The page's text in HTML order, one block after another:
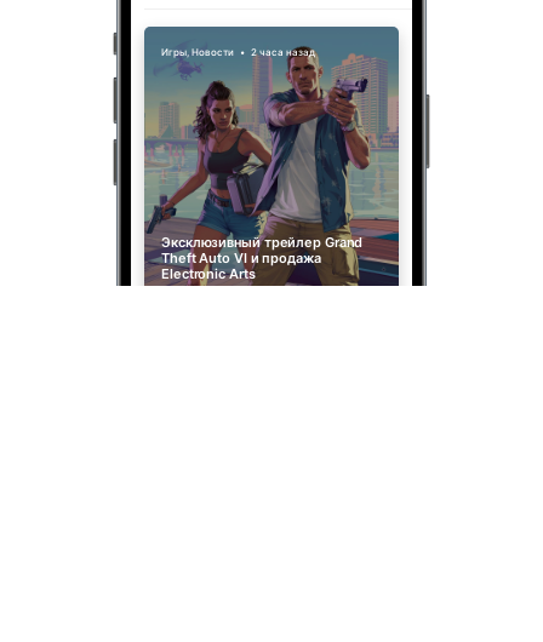
Игры, Новости • 2 часа назад
Эксклюзивный трейлер Grand
Theft Auto VI и продажа
Electronic Arts